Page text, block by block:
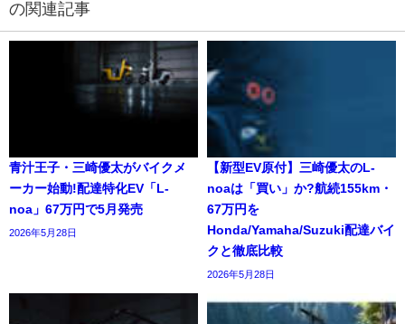
の関連記事
青汁王子・三崎優太がバイクメ
ーカー始動!配達特化EV「L-
noa」67万円で5月発売
2026年5月28日
【新型EV原付】三崎優太のL-
noaは「買い」か?航続155km・
67万円を
Honda/Yamaha/Suzuki配達バイ
クと徹底比較
2026年5月28日